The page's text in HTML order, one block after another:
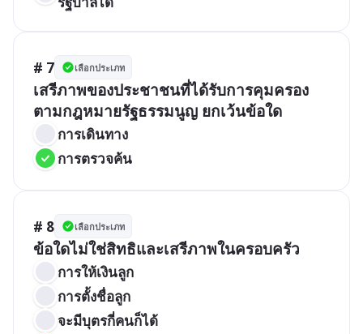
# 7 เลือกประเภท
เสรีภาพของประชาชนที่ได้รับการคุมครอง
ตามกฎหมายรัฐธรรมนูญ ยกเว้นข้อใด
การตรวจค้น
# 8 เลือกประเภท
ข้อใดไม่ใช่สิทธิและเสรีภาพในครอบครัว
การให้เงินลูก
การตั้งชื่อลูก
จะมีบุตรกี่คนก็ได้